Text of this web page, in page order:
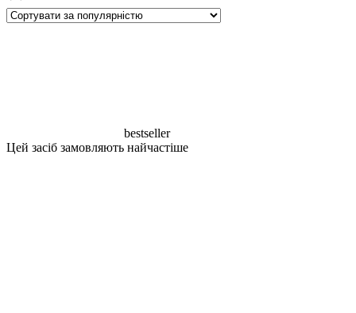
bestseller
Цей засіб замовляють найчастіше